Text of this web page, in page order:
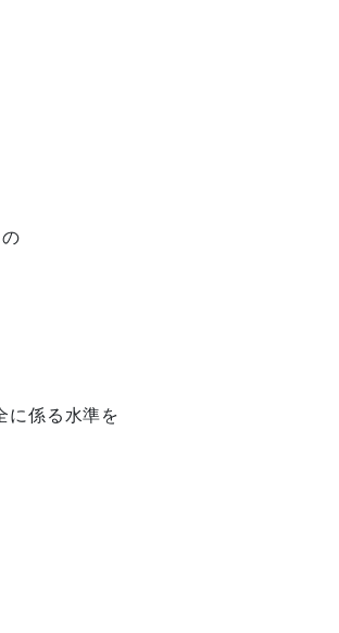
係る水準を